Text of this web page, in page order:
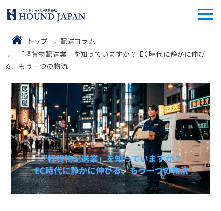
トップ
配送コラム
「軽貨物配送業」を知っていますか？ EC時代に静かに伸び
る、もう一つの物流